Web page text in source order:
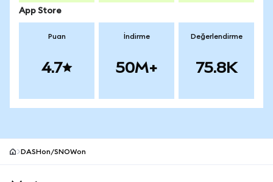
App Store
Puan
4.7
İndirme
50M+
Değerlendirme
75.8K
DASHon/SNOWon